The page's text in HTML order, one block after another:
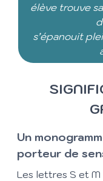
élève trouve
s’épanouit
Un
porteur de
Les lettres S et M